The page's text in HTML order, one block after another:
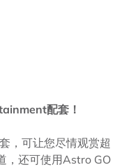
配套！
，可让您尽情观赏超
，还可使用Astro GO